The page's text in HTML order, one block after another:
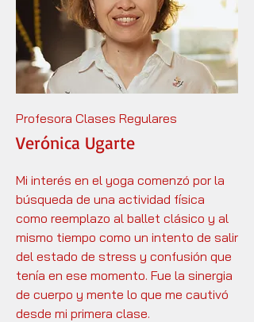
Profesora Clases Regulares
Verónica Ugarte
Mi interés en el yoga comenzó por la
búsqueda de una actividad física
como reemplazo al ballet clásico y al
mismo tiempo como un intento de salir
del estado de stress y confusión que
tenía en ese momento. Fue la sinergia
de cuerpo y mente lo que me cautivó
desde mi primera clase.